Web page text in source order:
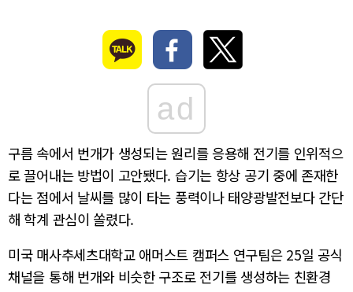
ad
구름 속에서 번개가 생성되는 원리를 응용해 전기를 인위적으
로 끌어내는 방법이 고안됐다. 습기는 항상 공기 중에 존재한
다는 점에서 날씨를 많이 타는 풍력이나 태양광발전보다 간단
해 학계 관심이 쏠렸다.
미국 매사추세츠대학교 애머스트 캠퍼스 연구팀은 25일 공식
채널을 통해 번개와 비슷한 구조로 전기를 생성하는 친환경